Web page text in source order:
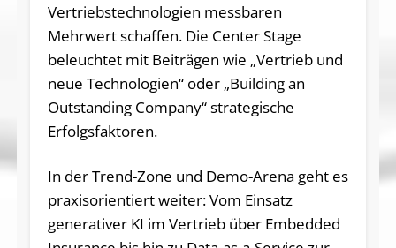
Vertriebstechnologien messbaren
Mehrwert schaffen. Die Center Stage
beleuchtet mit Beiträgen wie „Vertrieb und
neue Technologien“ oder „Building an
Outstanding Company“ strategische
Erfolgsfaktoren.
In der Trend-Zone und Demo-Arena geht es
praxisorientiert weiter: Vom Einsatz
generativer KI im Vertrieb über Embedded